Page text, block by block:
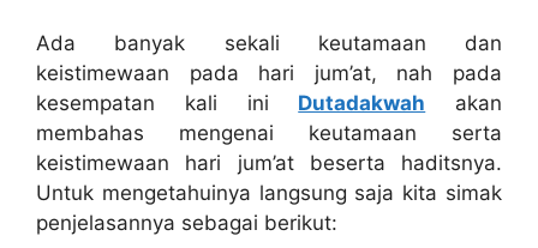
Ada banyak sekali keutamaan dan
keistimewaan pada hari jum’at, nah pada
kesempatan kali ini Dutadakwah akan
membahas mengenai keutamaan serta
keistimewaan hari jum’at beserta haditsnya.
Untuk mengetahuinya langsung saja kita simak
penjelasannya sebagai berikut: